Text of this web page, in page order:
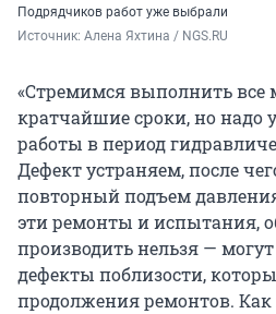
Подрядчиков работ уже выбрали
Источник: Алена Яхтина / NGS.RU
«Стремимся выполнить все
кратчайшие сроки, но надо
работы в период
Дефект устраняем, после
повторный подъем
эти ремонты и испытания,
производить нельзя —
дефекты поблизости,
продолжения ремонтов. Как